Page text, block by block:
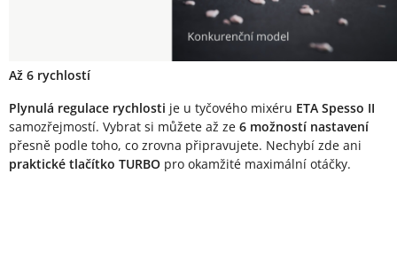
Až 6 rychlostí
Plynulá regulace rychlosti je u tyčového mixéru ETA Spesso II
samozřejmostí. Vybrat si můžete až ze 6 možností nastavení
přesně podle toho, co zrovna připravujete. Nechybí zde ani
praktické tlačítko TURBO pro okamžité maximální otáčky.